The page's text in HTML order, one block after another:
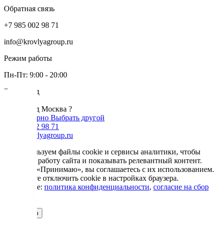
Обратная связь
+7 985 002 98 71
info@krovlyagroup.ru
Режим работы
Пн-Пт: 9:00 - 20:00
Ваш город
Ваш город Москва ?
Да, все верно Выбрать другой
+7 985 002 98 71
info@krovlyagroup.ru
Мы используем файлы cookie и сервисы аналитики, чтобы
улучшить работу сайта и показывать релевантный контент.
Нажимая «Принимаю», вы соглашаетесь с их использованием.
Вы можете отключить cookie в настройках браузера.
Подробнее: политика конфиденциальности, согласие на сбор
Принимаю